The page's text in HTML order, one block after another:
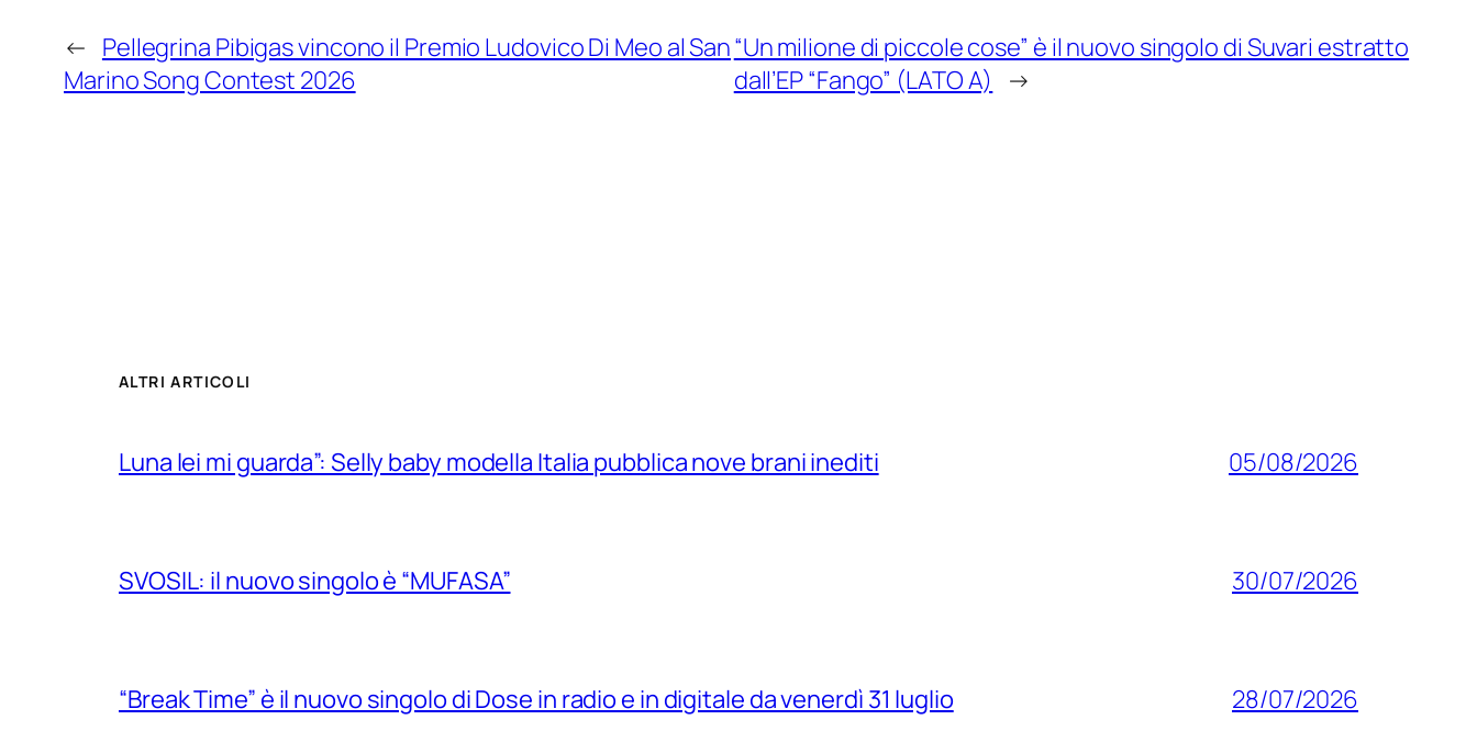
← Pellegrina Pibigas vincono il Premio Ludovico Di Meo al San
Marino Song Contest 2026
“Un milione di piccole cose” è il nuovo singolo di Suvari estratto
dall’EP “Fango” (LATO A)
→
ALTRI ARTICOLI
Luna lei mi guarda”: Selly baby modella Italia pubblica nove brani inediti 05/08/2026
SVOSIL: il nuovo singolo è “MUFASA” 30/07/2026
“Break Time” è il nuovo singolo di Dose in radio e in digitale da venerdì 31 luglio 28/07/2026